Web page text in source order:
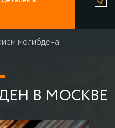
молибдена
В МОСКВЕ